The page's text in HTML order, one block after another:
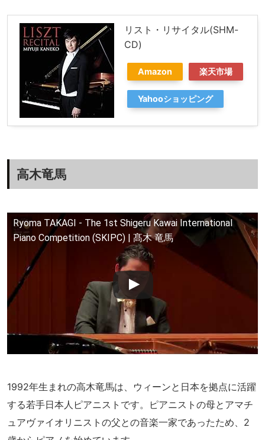
リスト・リサイタル(SHM-
CD)
Amazon 楽天市場
Yahooショッピング
高木竜馬
Ryoma TAKAGI - The 1st Shigeru Kawai International
Piano Competition (SKIPC) | 髙木 竜馬
1992年生まれの高木竜馬は、ウィーンと日本を拠点に活躍
する若手日本人ピアニストです。ピアニストの母とアマチ
ュアヴァイオリニストの父との音楽一家であったため、2